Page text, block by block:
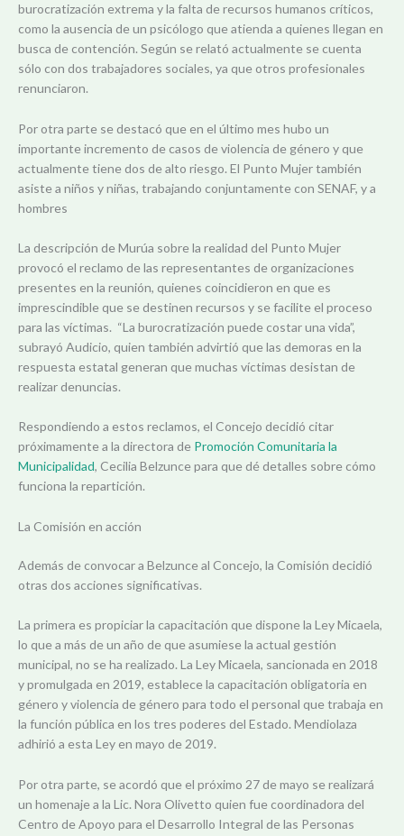
burocratización extrema y la falta de recursos humanos críticos,
como la ausencia de un psicólogo que atienda a quienes llegan en
busca de contención. Según se relató actualmente se cuenta
sólo con dos trabajadores sociales, ya que otros profesionales
renunciaron.
Por otra parte se destacó que en el último mes hubo un
importante incremento de casos de violencia de género y que
actualmente tiene dos de alto riesgo. El Punto Mujer también
asiste a niños y niñas, trabajando conjuntamente con SENAF, y a
hombres
La descripción de Murúa sobre la realidad del Punto Mujer
provocó el reclamo de las representantes de organizaciones
presentes en la reunión, quienes coincidieron en que es
imprescindible que se destinen recursos y se facilite el proceso
para las víctimas. “La burocratización puede costar una vida”,
subrayó Audicio, quien también advirtió que las demoras en la
respuesta estatal generan que muchas víctimas desistan de
realizar denuncias.
Respondiendo a estos reclamos, el Concejo decidió citar
próximamente a la directora de Promoción Comunitaria la
Municipalidad, Cecilia Belzunce para que dé detalles sobre cómo
funciona la repartición.
La Comisión en acción
Además de convocar a Belzunce al Concejo, la Comisión decidió
otras dos acciones significativas.
La primera es propiciar la capacitación que dispone la Ley Micaela,
lo que a más de un año de que asumiese la actual gestión
municipal, no se ha realizado. La Ley Micaela, sancionada en 2018
y promulgada en 2019, establece la capacitación obligatoria en
género y violencia de género para todo el personal que trabaja en
la función pública en los tres poderes del Estado. Mendiolaza
adhirió a esta Ley en mayo de 2019.
Por otra parte, se acordó que el próximo 27 de mayo se realizará
un homenaje a la Lic. Nora Olivetto quien fue coordinadora del
Centro de Apoyo para el Desarrollo Integral de las Personas